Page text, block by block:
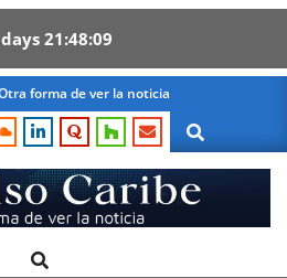
days 21 48 08
forma de ver la noticia
Search
Search